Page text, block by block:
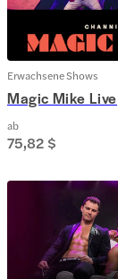
Erwachsene Shows
Magic Mike Live
ab
75,82 $